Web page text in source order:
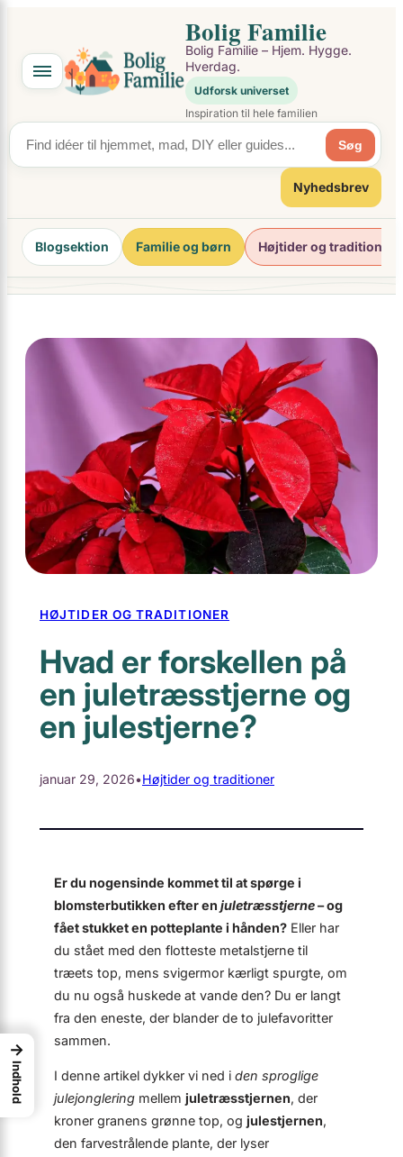
indhold
Bolig Familie
Bolig Familie – Hjem. Hygge.
Hverdag.
Udforsk universet
Inspiration til hele familien
Søg
Nyhedsbrev
Blogsektion Familie og børn Højtider og traditioner
HØJTIDER OG TRADITIONER
Hvad er forskellen på
en juletræsstjerne og
en julestjerne?
januar 29, 2026•Højtider og traditioner
Er du nogensinde kommet til at spørge i
blomster­butikken efter en juletræsstjerne– og
fået stukket en potteplante i hånden? Eller har
du stået med den flotteste metalstjerne til
træets top, mens svigermor kærligt spurgte, om
du nu også huskede at vande den? Du er langt
fra den eneste, der blander de to julefavoritter
sammen.
I denne artikel dykker vi ned i den sproglige
julejonglering mellem juletræsstjernen, der
kroner granens grønne top, og julestjernen,
den farvestrålende plante, der lyser
→
Indhold